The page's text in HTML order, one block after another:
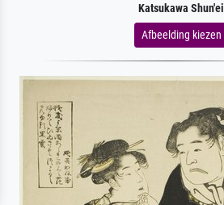
Katsukawa Shun'ei
Afbeelding kiezen